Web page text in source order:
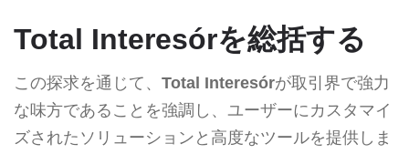
Total Interesórを総括する
この探求を通じて、 Total Interesórが取引界で強力
な味方であることを強調し、ユーザーにカスタマイ
ズされたソリューションと高度なツールを提供しま